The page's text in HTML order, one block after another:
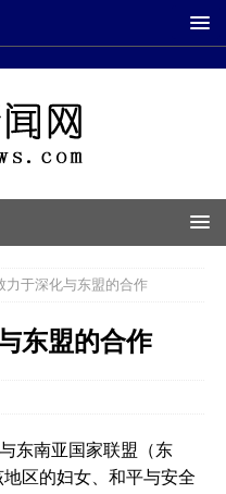
力于深化与东盟的合作
东盟的合作
东南亚国家联盟（东
区的妇女、和平与安全